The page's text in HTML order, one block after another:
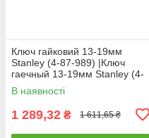
Ключ гайковий 13-19мм
Stanley (4-87-989) |Ключ
гаечный 13-19мм Stanley (4-
87-989)
В наявності
1 289,32 ₴ 1 611,65 ₴